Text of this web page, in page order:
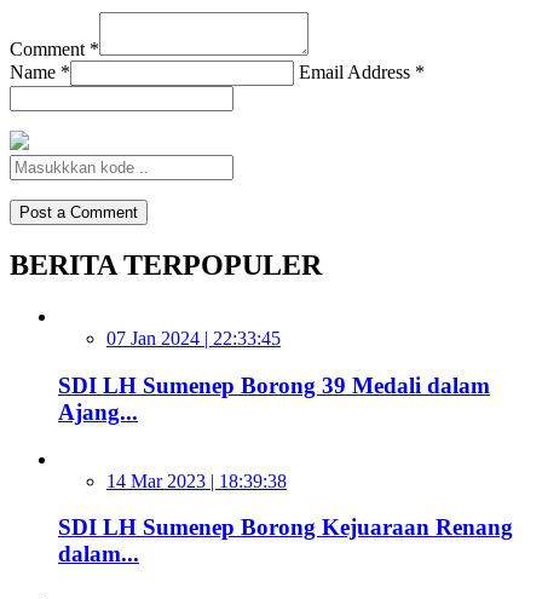
Comment *
Name *
Email Address *
BERITA TERPOPULER
07 Jan 2024 | 22:33:45
SDI LH Sumenep Borong 39 Medali dalam
Ajang...
14 Mar 2023 | 18:39:38
SDI LH Sumenep Borong Kejuaraan Renang
dalam...